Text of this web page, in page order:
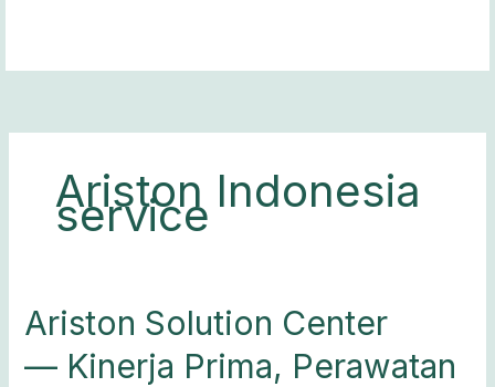
Ariston Indonesia
service
Ariston Solution Center
— Kinerja Prima, Perawatan
Ariston
Solution